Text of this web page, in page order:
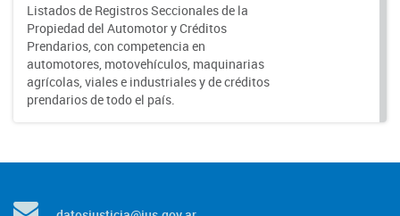
Listados de Registros Seccionales de la
Propiedad del Automotor y Créditos
Prendarios, con competencia en
automotores, motovehículos, maquinarias
agrícolas, viales e industriales y de créditos
prendarios de todo el país.